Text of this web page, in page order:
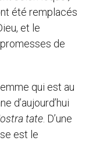
été remplacés
et le
de
qui est au
d’aujourd’hui
ӕtate. D’une
est le